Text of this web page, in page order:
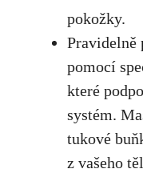
pokožky.
Pravidelně
pomocí
které
systém.
tukové
z vašeho